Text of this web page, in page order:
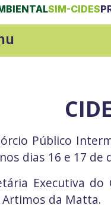
SIM-CIDES
Público
dias 16 e 17
Executiva
da Matta.